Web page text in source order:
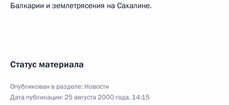
Балкарии и землетрясения на Сахалине.
Статус материала
Опубликован в разделе: Новости
Дата публикации:25 августа 2000 года, 14:15